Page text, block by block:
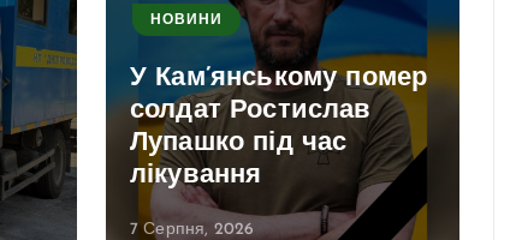
НОВИНИ
У Кам’янському помер
солдат Ростислав
Лупашко під час
лікування
7 Серпня, 2026